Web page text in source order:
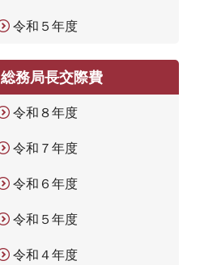
令和５年度
総務局長交際費
令和８年度
令和７年度
令和６年度
令和５年度
令和４年度